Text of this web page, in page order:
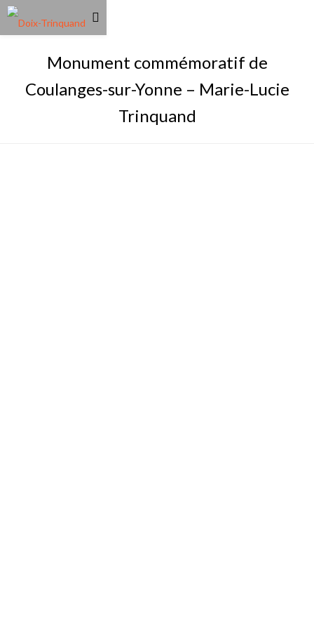
Monument commémoratif de
Coulanges-sur-Yonne – Marie-Lucie
Trinquand